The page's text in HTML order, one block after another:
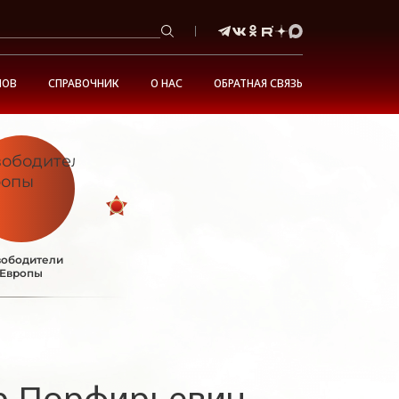
СПРАВОЧНИК О НАС ОБРАТНАЯ СВЯЗЬ
Европы